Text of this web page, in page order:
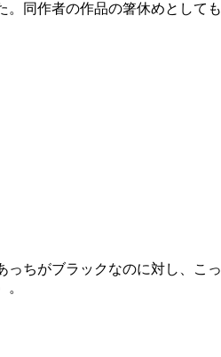
同作者の作品の箸休めとしても
ちがブラックなのに対し、こ